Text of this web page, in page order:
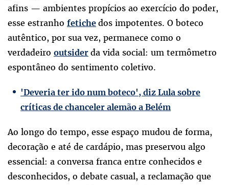
afins — ambientes propícios ao exercício do poder,
esse estranho fetiche dos impotentes. O boteco
autêntico, por sua vez, permanece como o
verdadeiro outsider da vida social: um termômetro
espontâneo do sentimento coletivo.
'Deveria ter ido num boteco', diz Lula sobre
críticas de chanceler alemão a Belém
Ao longo do tempo, esse espaço mudou de forma,
decoração e até de cardápio, mas preservou algo
essencial: a conversa franca entre conhecidos e
desconhecidos, o debate casual, a reclamação que